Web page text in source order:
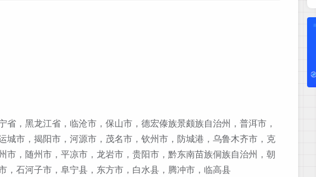
，黑龙江省，临沧市，保山市，德宏傣族景颇族自治州，普洱市，
市，揭阳市，河源市，茂名市，钦州市，防城港，乌鲁木齐市，克
，随州市，平凉市，龙岩市，贵阳市，黔东南苗族侗族自治州，朝
石河子市，阜宁县，东方市，白水县，腾冲市，临高县